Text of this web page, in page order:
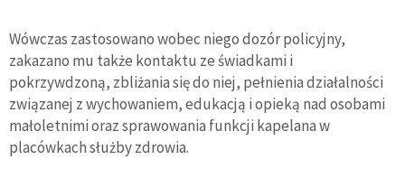
Wówczas zastosowano wobec niego dozór policyjny,
zakazano mu także kontaktu ze świadkami i
pokrzywdzoną, zbliżania się do niej, pełnienia działalności
związanej z wychowaniem, edukacją i opieką nad osobami
małoletnimi oraz sprawowania funkcji kapelana w
placówkach służby zdrowia.